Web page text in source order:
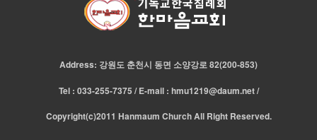
Address: 강원도 춘천시 동면 소양강로 82(200-853)
Tel : 033-255-7375 / E-mail : hmu1219@daum.net /
Copyright(c)2011 Hanmaum Church All Right Reserved.